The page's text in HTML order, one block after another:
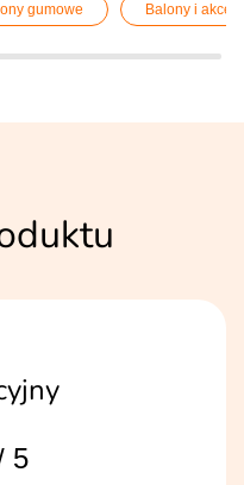
gumowe Balony i
5